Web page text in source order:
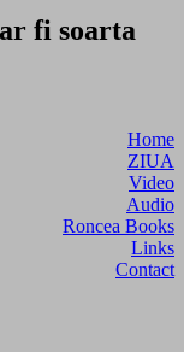
fi soarta
Home
ZIUA
Video
Audio
Roncea Books
Links
Contact